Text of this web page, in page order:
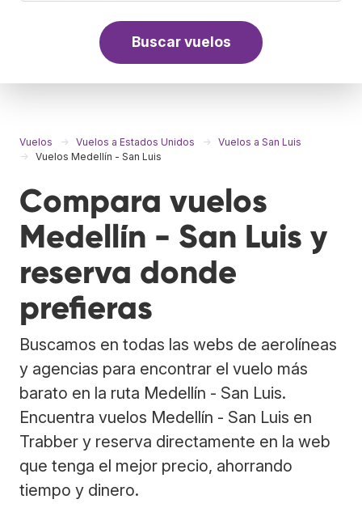
Buscar vuelos
Vuelos Vuelos a Estados Unidos
Vuelos a San Luis
Vuelos Medellín - San Luis
Compara vuelos
Medellín - San Luis y
reserva donde
prefieras
Buscamos en todas las webs de aerolíneas
y agencias para encontrar el vuelo más
barato en la ruta Medellín - San Luis.
Encuentra vuelos Medellín - San Luis en
Trabber y reserva directamente en la web
que tenga el mejor precio, ahorrando
tiempo y dinero.